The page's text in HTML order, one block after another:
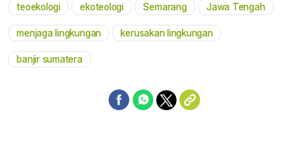
teoekologi ekoteologi Semarang Jawa Tengah
menjaga lingkungan kerusakan lingkungan
banjir sumatera